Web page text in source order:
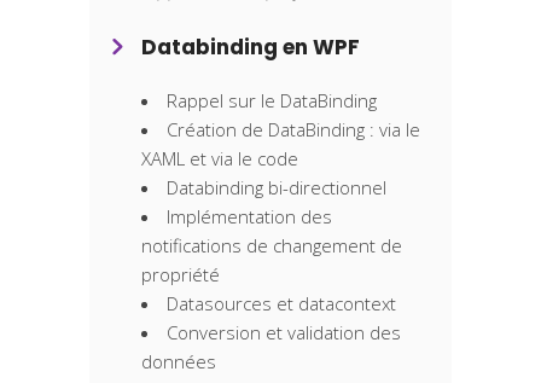
Databinding en WPF
Rappel sur le DataBinding
Création de DataBinding : via le
XAML et via le code
Databinding bi-directionnel
Implémentation des
notifications de changement de
propriété
Datasources et datacontext
Conversion et validation des
données